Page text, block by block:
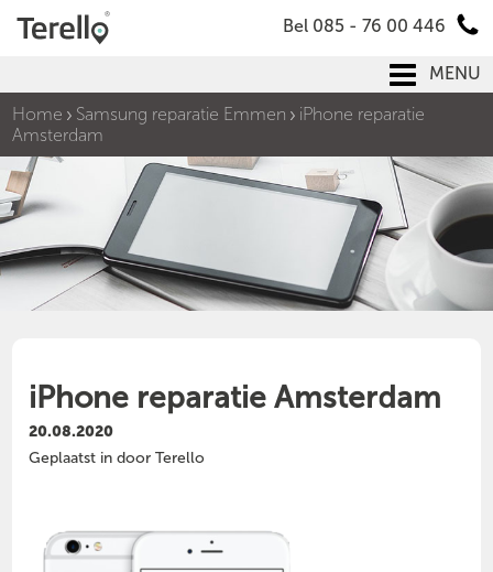
Bel 085 - 76 00 446
MENU
Home
Samsung reparatie Emmen
iPhone reparatie
Amsterdam
iPhone reparatie Amsterdam
20.08.2020
Geplaatst in door Terello